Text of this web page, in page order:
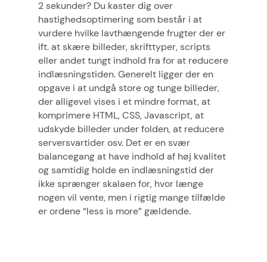
2 sekunder? Du kaster dig over
hastighedsoptimering som består i at
vurdere hvilke lavthængende frugter der er
ift. at skære billeder, skrifttyper, scripts
eller andet tungt indhold fra for at reducere
indlæsningstiden. Generelt ligger der en
opgave i at undgå store og tunge billeder,
der alligevel vises i et mindre format, at
komprimere HTML, CSS, Javascript, at
udskyde billeder under folden, at reducere
serversvartider osv. Det er en svær
balancegang at have indhold af høj kvalitet
og samtidig holde en indlæsningstid der
ikke sprænger skalaen for, hvor længe
nogen vil vente, men i rigtig mange tilfælde
er ordene “less is more” gældende.